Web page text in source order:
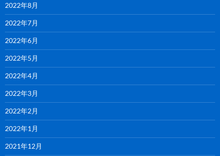
2022年8月
2022年7月
2022年6月
2022年5月
2022年4月
2022年3月
2022年2月
2022年1月
2021年12月